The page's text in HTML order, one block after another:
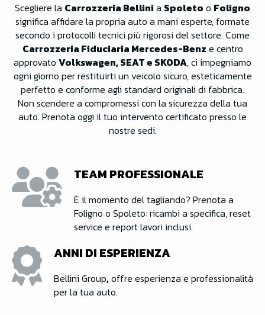
Scegliere la Carrozzeria Bellini a Spoleto o Foligno
significa affidare la propria auto a mani esperte, formate
secondo i protocolli tecnici più rigorosi del settore. Come
Carrozzeria Fiduciaria Mercedes-Benz e centro
approvato Volkswagen, SEAT e SKODA, ci impegniamo
ogni giorno per restituirti un veicolo sicuro, esteticamente
perfetto e conforme agli standard originali di fabbrica.
Non scendere a compromessi con la sicurezza della tua
auto. Prenota oggi il tuo intervento certificato presso le
nostre sedi.
TEAM PROFESSIONALE
È il momento del tagliando? Prenota a
Foligno o Spoleto: ricambi a specifica, reset
service e report lavori inclusi.
ANNI DI ESPERIENZA
Bellini Group,offre esperienza e professionalità
per la tua auto.